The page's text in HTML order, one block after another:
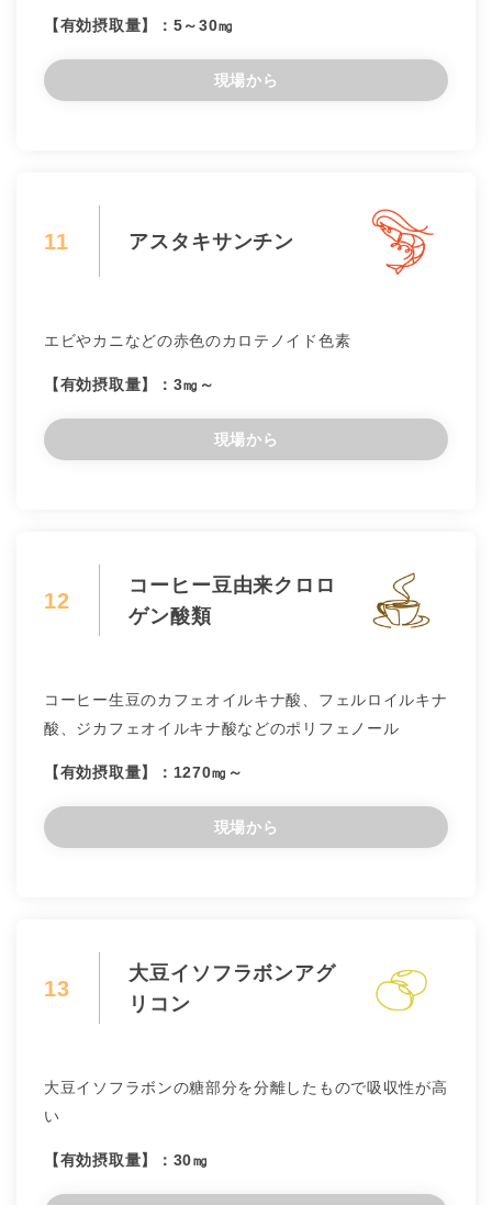
【有効摂取量】：5～30㎎
現場から
11 アスタキサンチン
エビやカニなどの赤色のカロテノイド色素
【有効摂取量】：3㎎～
現場から
12
コーヒー豆由来クロロ
ゲン酸類
コーヒー生豆のカフェオイルキナ酸、フェルロイルキナ
酸、ジカフェオイルキナ酸などのポリフェノール
【有効摂取量】：1270㎎～
現場から
13
大豆イソフラボンアグ
リコン
大豆イソフラボンの糖部分を分離したもので吸収性が高
い
【有効摂取量】：30㎎